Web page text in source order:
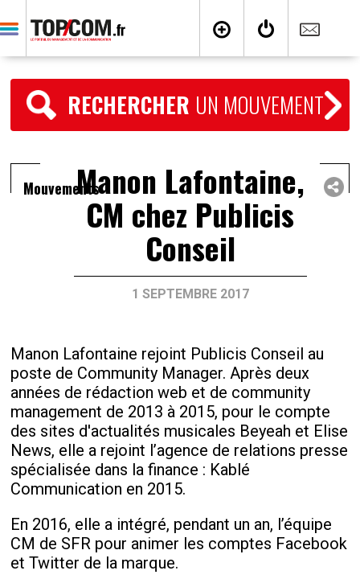
RECHERCHER UN MOUVEMENT
MouvementsManon Lafontaine,
CM chez Publicis
Conseil
1 SEPTEMBRE 2017
Manon Lafontaine rejoint Publicis Conseil au
poste de Community Manager. Après deux
années de rédaction web et de community
management de 2013 à 2015, pour le compte
des sites d'actualités musicales Beyeah et Elise
News, elle a rejoint l’agence de relations presse
spécialisée dans la finance : Kablé
Communication en 2015.
En 2016, elle a intégré, pendant un an, l’équipe
CM de SFR pour animer les comptes Facebook
et Twitter de la marque.